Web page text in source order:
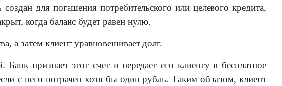
для погашения потребительского или целевого кредита,
когда баланс будет равен нулю.
а затем клиент уравновешивает долг.
признает этот счет и передает его клиенту в бесплатное
с него потрачен хотя бы один рубль. Таким образом, клиент